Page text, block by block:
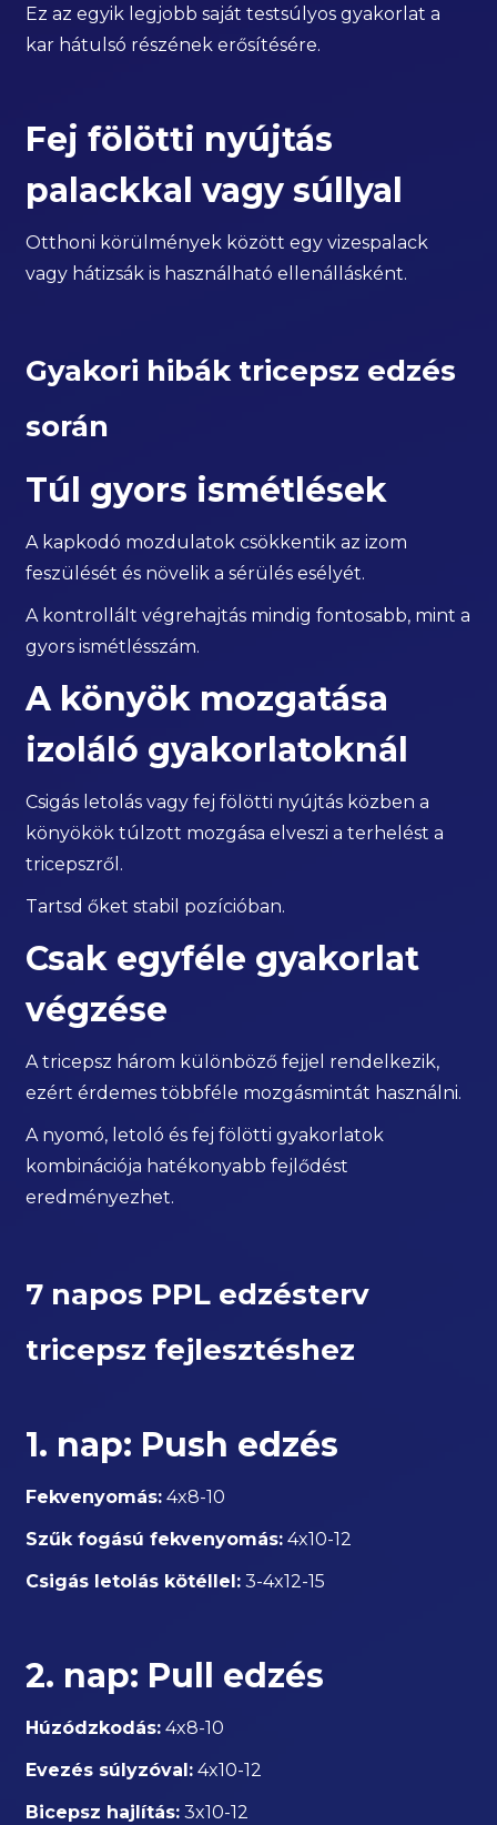
Ez az egyik legjobb saját testsúlyos gyakorlat a
kar hátulsó részének erősítésére.
Fej fölötti nyújtás
palackkal vagy súllyal
Otthoni körülmények között egy vizespalack
vagy hátizsák is használható ellenállásként.
Gyakori hibák tricepsz edzés
során
Túl gyors ismétlések
A kapkodó mozdulatok csökkentik az izom
feszülését és növelik a sérülés esélyét.
A kontrollált végrehajtás mindig fontosabb, mint a
gyors ismétlésszám.
A könyök mozgatása
izoláló gyakorlatoknál
Csigás letolás vagy fej fölötti nyújtás közben a
könyökök túlzott mozgása elveszi a terhelést a
tricepszről.
Tartsd őket stabil pozícióban.
Csak egyféle gyakorlat
végzése
A tricepsz három különböző fejjel rendelkezik,
ezért érdemes többféle mozgásmintát használni.
A nyomó, letoló és fej fölötti gyakorlatok
kombinációja hatékonyabb fejlődést
eredményezhet.
7 napos PPL edzésterv
tricepsz fejlesztéshez
1. nap: Push edzés
Fekvenyomás: 4x8-10
Szűk fogású fekvenyomás: 4x10-12
Csigás letolás kötéllel: 3-4x12-15
2. nap: Pull edzés
Húzódzkodás: 4x8-10
Evezés súlyzóval: 4x10-12
Bicepsz hajlítás: 3x10-12